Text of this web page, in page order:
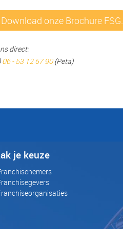
onze Brochure FSG.
direct:
06 - 53 12 57 90(Peta)
je keuze